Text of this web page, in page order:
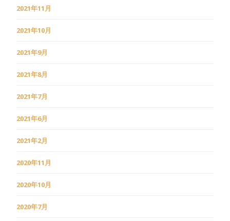
2021年11月
2021年10月
2021年9月
2021年8月
2021年7月
2021年6月
2021年2月
2020年11月
2020年10月
2020年7月